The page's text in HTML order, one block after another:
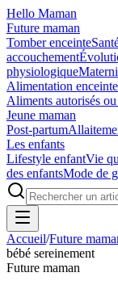
Hello Maman
Future maman
Tomber enceinte
accouchement
physiologique
Alimentation enceinte
Aliments autorisés
Jeune maman
Post-partum
Les enfants
Lifestyle enfantVie
des enfantsMode de
Accueil/Future
bébé sereinement
Future maman